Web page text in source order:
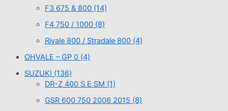
F3 675 & 800 (14)
F4 750 / 1000 (8)
Rivale 800 / Stradale 800 (4)
OHVALE – GP 0 (4)
SUZUKI (136)
DR-Z 400 S E SM (1)
GSR 600 750 2006 2015 (8)